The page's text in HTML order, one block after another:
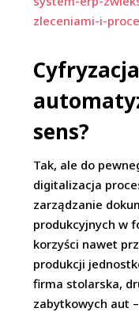
zleceniami-i-
sens?
Tak, ale do
digitalizacja
zarządzanie
produkcyjnych w
korzyści nawet
produkcji
firma stolarska,
zabytkowych aut